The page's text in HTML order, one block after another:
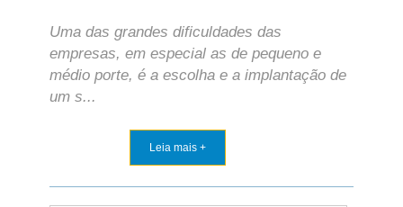
Uma das grandes dificuldades das
empresas, em especial as de pequeno e
médio porte, é a escolha e a implantação de
um s...
Leia mais +